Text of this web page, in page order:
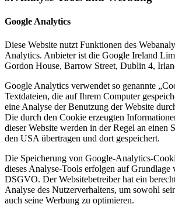
Google Analytics
Diese Website nutzt Funktionen des
Analytics. Anbieter ist die Google Ireland
Gordon House, Barrow Street, Dublin 4,
Google Analytics verwendet so genannte
Textdateien, die auf Ihrem Computer
eine Analyse der Benutzung der Website
Die durch den Cookie erzeugten
dieser Website werden in der Regel an einen
den USA übertragen und dort gespeichert.
Die Speicherung von Google-Analytics-
dieses Analyse-Tools erfolgen auf
DSGVO. Der Websitebetreiber hat ein
Analyse des Nutzerverhaltens, um sowohl
auch seine Werbung zu optimieren.